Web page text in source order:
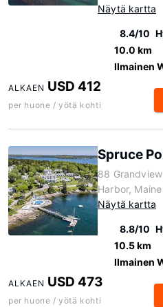
Näytä kartta
8.4/10
10.0 km
Ilmainen
ALKAEN USD 412
per huone / yötä kohti
Spruce
88
Harbor,
Näytä kartta
8.8/10
10.5 km
Ilmainen
ALKAEN USD 473
per huone / yötä kohti